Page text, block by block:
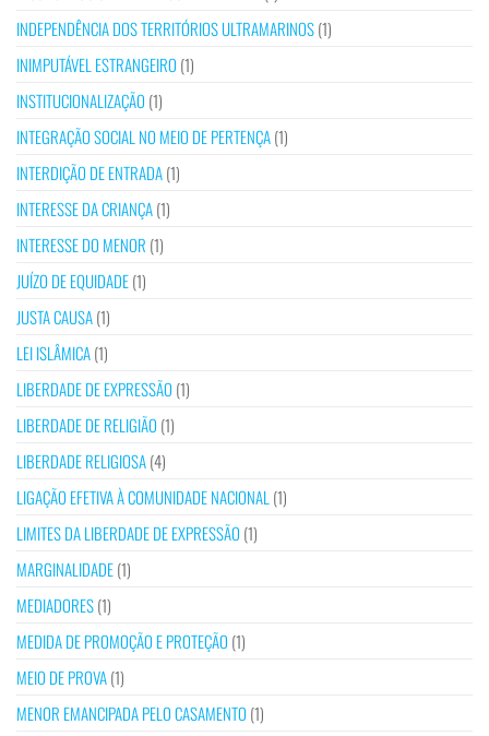
INDEPENDÊNCIA DOS TERRITÓRIOS ULTRAMARINOS(1)
INIMPUTÁVEL ESTRANGEIRO (1)
INSTITUCIONALIZAÇÃO (1)
INTEGRAÇÃO SOCIAL NO MEIO DE PERTENÇA(1)
INTERDIÇÃO DE ENTRADA(1)
INTERESSE DA CRIANÇA(1)
INTERESSE DO MENOR (1)
JUÍZO DE EQUIDADE(1)
JUSTA CAUSA(1)
LEI ISLÂMICA(1)
LIBERDADE DE EXPRESSÃO (1)
LIBERDADE DE RELIGIÃO (1)
LIBERDADE RELIGIOSA(4)
LIGAÇÃO EFETIVA À COMUNIDADE NACIONAL (1)
LIMITES DA LIBERDADE DE EXPRESSÃO (1)
MARGINALIDADE(1)
MEDIADORES(1)
MEDIDA DE PROMOÇÃO E PROTEÇÃO (1)
MEIO DE PROVA(1)
MENOR EMANCIPADA PELO CASAMENTO (1)